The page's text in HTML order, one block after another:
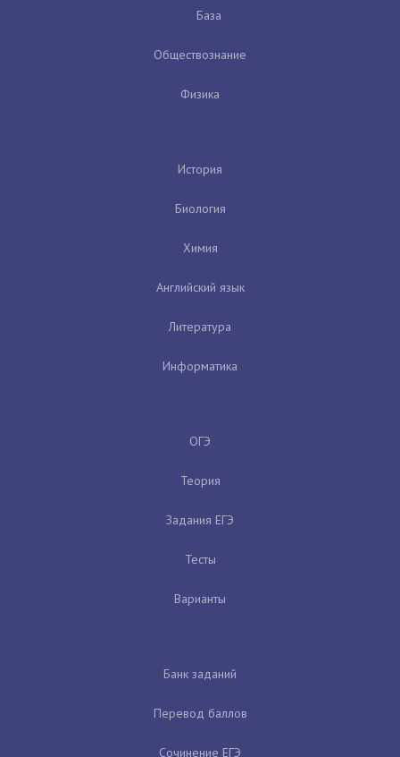
База
Обществознание
Физика
История
Биология
Химия
Английский язык
Литература
Информатика
ОГЭ
Теория
Задания ЕГЭ
Тесты
Варианты
Банк заданий
Перевод баллов
Сочинение ЕГЭ